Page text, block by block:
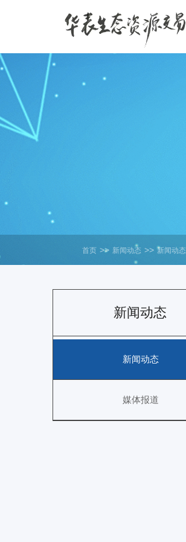
首页 >> 新闻动态 >> 新闻动态
新闻动态
新闻动态
媒体报道